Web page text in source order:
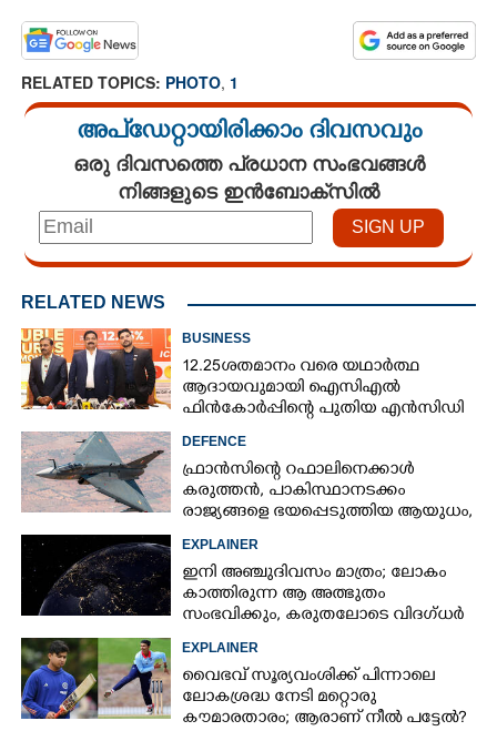
CONTACT US
RELATED TOPICS: PHOTO, 1
അപ്ഡേറ്റായിരിക്കാം ദിവസവും
ഒരു ദിവസത്തെ പ്രധാന സംഭവങ്ങൾ
നിങ്ങളുടെ ഇൻബോക്സിൽ
RELATED NEWS
BUSINESS
12.25ശതമാനം വരെ യഥാർത്ഥ
ആദായവുമായി ഐസിഎൽ
ഫിൻകോർപ്പിന്റെ പുതിയ എൻസിഡി
DEFENCE
ഫ്രാൻസിന്റെ റഫാലിനെക്കാൾ
കരുത്തൻ,​ പാകിസ്ഥാനടക്കം
രാജ്യങ്ങളെ ഭയപ്പെടുത്തിയ ആയുധം,​
EXPLAINER
ഇനി അഞ്ചുദിവസം മാത്രം; ലോകം
കാത്തിരുന്ന ആ അത്ഭുതം
സംഭവിക്കും, കരുതലോടെ വിദഗ്ധർ
EXPLAINER
വൈഭവ് സൂര്യവംശിക്ക് പിന്നാലെ
ലോകശ്രദ്ധ നേടി മറ്റൊരു
കൗമാരതാരം; ആരാണ് നീൽ പട്ടേൽ?